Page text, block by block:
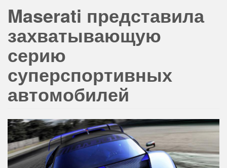
Maserati представила
захватывающую
серию
суперспортивных
автомобилей